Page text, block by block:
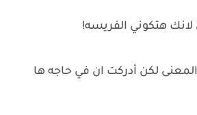
هتكوني الفريسه!
لكن أدركت ان في حاجه ها